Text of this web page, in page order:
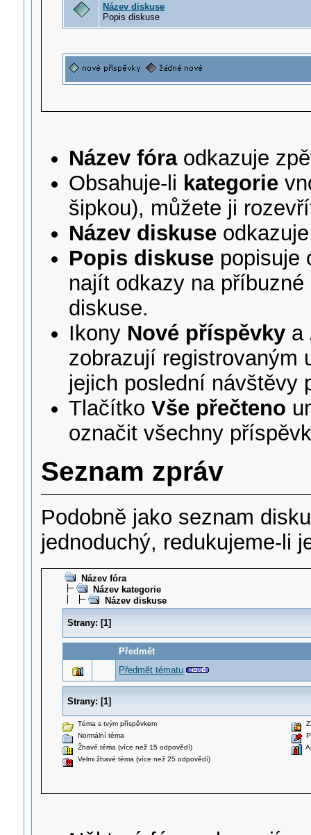
Název diskuse
Popis diskuse
Název fóraodkazuje
Obsahuje-li kategorie
šipkou), můžete ji
Název diskuse
Popis diskuse popisuje
najít odkazy na
diskuse.
Ikony Nové příspěvky a
zobrazují registrovaným
jejich poslední návštěvy
TlačítkoVše přečteno
označit všechny
Seznam zpráv
Podobně jako seznam
jednoduchý, redukujeme-li
Název fóra
Název kategorie
Název diskuse
Strany: [1]
Předmět
Předmět tématu
Strany: [1]
Téma s tvým příspěvkem
Normální téma
Žhavé téma (více než 15 odpovědí)
Velmi žhavé téma (více než 25 odpovědí)